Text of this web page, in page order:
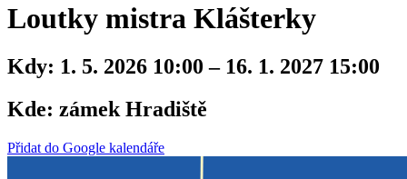
Loutky mistra Klášterky
Kdy: 1. 5. 2026 10:00 – 16. 1. 2027 15:00
Kde: zámek Hradiště
Přidat do Google kalendáře